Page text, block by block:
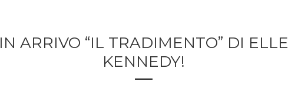
IN ARRIVO “IL TRADIMENTO” DI ELLE
KENNEDY!